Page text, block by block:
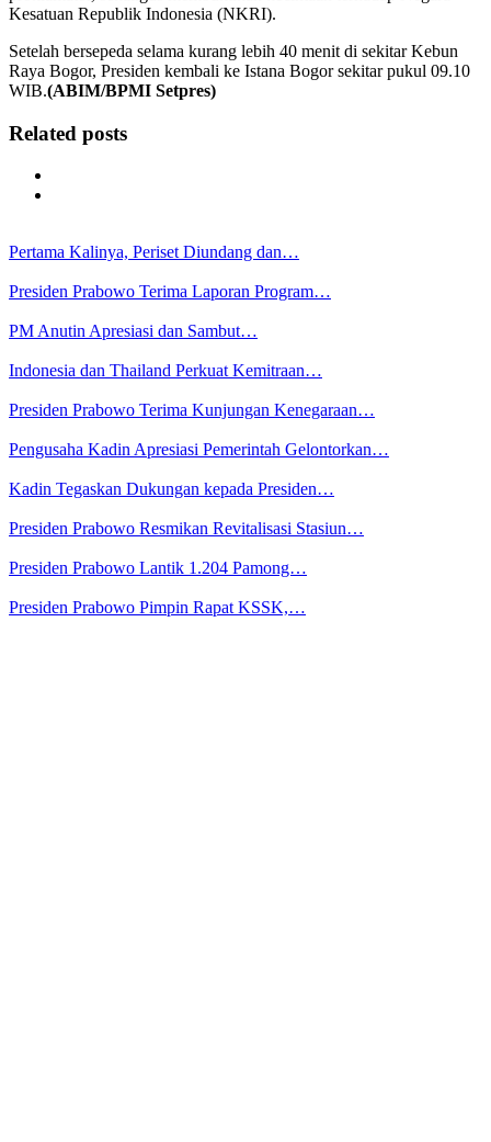
Kesatuan Republik Indonesia (NKRI).
Setelah bersepeda selama kurang lebih 40 menit di sekitar Kebun
Raya Bogor, Presiden kembali ke Istana Bogor sekitar pukul 09.10
WIB.(ABIM/BPMI Setpres)
Related posts
Pertama Kalinya, Periset Diundang dan…
Presiden Prabowo Terima Laporan Program…
PM Anutin Apresiasi dan Sambut…
Indonesia dan Thailand Perkuat Kemitraan…
Presiden Prabowo Terima Kunjungan Kenegaraan…
Pengusaha Kadin Apresiasi Pemerintah Gelontorkan…
Kadin Tegaskan Dukungan kepada Presiden…
Presiden Prabowo Resmikan Revitalisasi Stasiun…
Presiden Prabowo Lantik 1.204 Pamong…
Presiden Prabowo Pimpin Rapat KSSK,…